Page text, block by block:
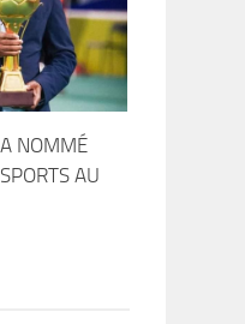
NOMMÉ
AU